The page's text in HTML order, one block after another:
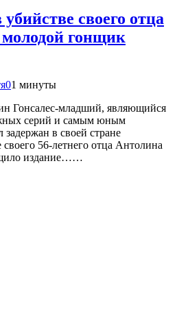
своего отца
гонщик
01 минуты
Гонсалес-младший, являющийся
серий и самым юным
в своей стране
56-летнего отца Антолина
издание……